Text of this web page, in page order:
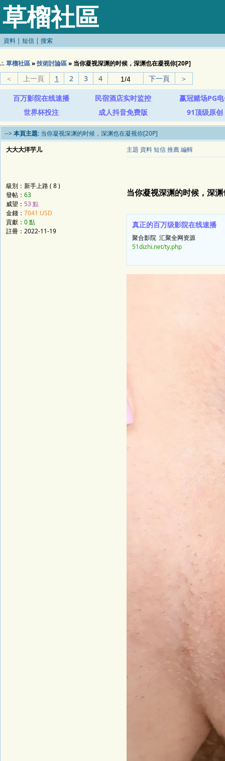
草榴社區
資料 | 短信 | 搜索
.:.草榴社區»技術討論區» 当你凝视深渊的时候，深渊也在凝视你[20P]
＜ 上一頁 1 2 3 4 下一頁 ＞
百万影院在线速播 民宿酒店实时监控
赢冠赌场PG
世界杯投注
成人抖音免费版 91顶级原创
--> 本頁主題: 当你凝视深渊的时候，深渊也在凝视你[20P]
大大大洋芋儿
級別：新手上路 ( 8 )
發帖： 63
威望： 53 點
金錢： 7041 USD
貢獻： 0 點
註冊：2022-11-19
主題 資料短信推薦編輯
当你凝视深渊的时候，深
真正的百万级影院在线速播
聚合影院 汇聚全网资源
51dizhi.net/ty.php